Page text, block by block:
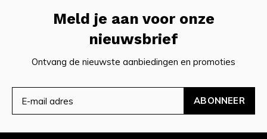
Meld je aan voor onze
nieuwsbrief
Ontvang de nieuwste aanbiedingen en promoties
ABONNEER